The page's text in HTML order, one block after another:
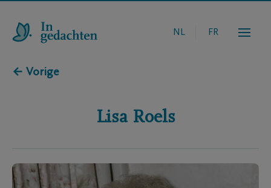
NL FR
← Vorige
Lisa Roels